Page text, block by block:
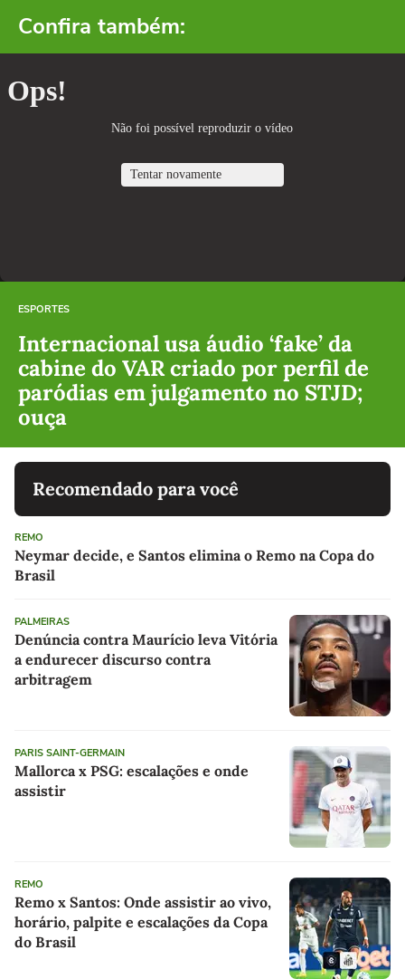
Confira também:
ESPORTES
Internacional usa áudio ‘fake’ da
cabine do VAR criado por perfil de
paródias em julgamento no STJD;
ouça
Recomendado para você
REMO
Neymar decide, e Santos elimina o Remo na Copa do
Brasil
PALMEIRAS
Denúncia contra Maurício leva Vitória
a endurecer discurso contra
arbitragem
PARIS SAINT-GERMAIN
Mallorca x PSG: escalações e onde
assistir
REMO
Remo x Santos: Onde assistir ao vivo,
horário, palpite e escalações da Copa
do Brasil